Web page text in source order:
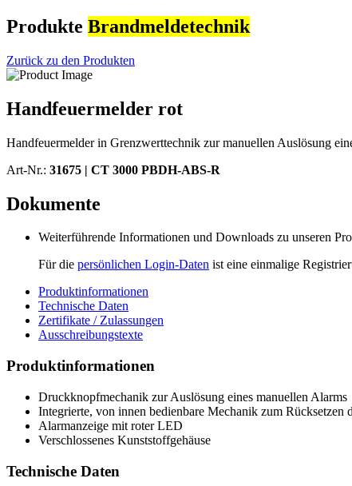
Produkte Brandmeldetechnik
Zurück zu den Produkten
Handfeuermelder rot
Handfeuermelder in Grenzwerttechnik zur manuellen Auslösung
Art-Nr.: 31675 | CT 3000 PBDH-ABS-R
Dokumente
Weiterführende Informationen und Downloads zu unseren
Für die persönlichen Login-Daten ist eine einmalige
Produktinformationen
Technische Daten
Zertifikate / Zulassungen
Ausschreibungstexte
Produktinformationen
Druckknopfmechanik zur Auslösung eines manuellen Alarms
Integrierte, von innen bedienbare Mechanik zum Rücksetzen
Alarmanzeige mit roter LED
Verschlossenes Kunststoffgehäuse
Technische Daten